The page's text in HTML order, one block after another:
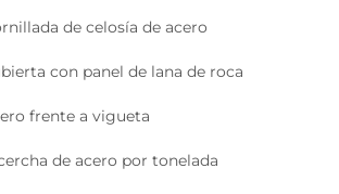
de celosía de acero
con panel de lana de roca
frente a vigueta
de acero por tonelada